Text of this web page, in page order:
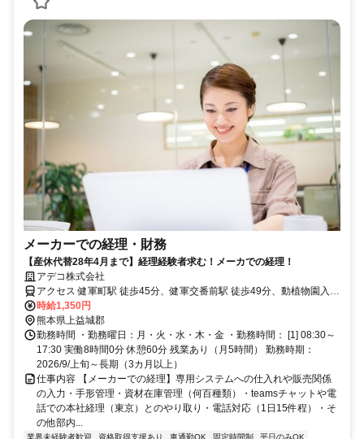
メーカーでの経理・財務
【産休代替28年4月まで】経理経験者求む！メーカでの経理！
アデコ株式会社
アクセス 健軍町駅 徒歩45分、健軍交番前駅 徒歩49分、動植物園入口
駅 徒歩50分 ※無料駐車場あります
時給1,350円
熊本県上益城郡
勤務時間 ・勤務曜日：月・火・水・木・金 ・勤務時間： [1] 08:30～
17:30 実働8時間0分 休憩60分 残業あり（月5時間） 勤務時期：
2026/9/上旬～長期（3カ月以上）
仕事内容 【メーカーでの経理】専用システムへの仕入れや販売関係
の入力・手形管理・資材在庫管理（何百種類）・teamsチャットや電
話での本社経理（東京）とのやり取り・電話対応（1日15件程）・そ
の他部内...
業界未経験者歓迎 資格取得支援あり 車通勤OK 固定時間制
平日のみOK